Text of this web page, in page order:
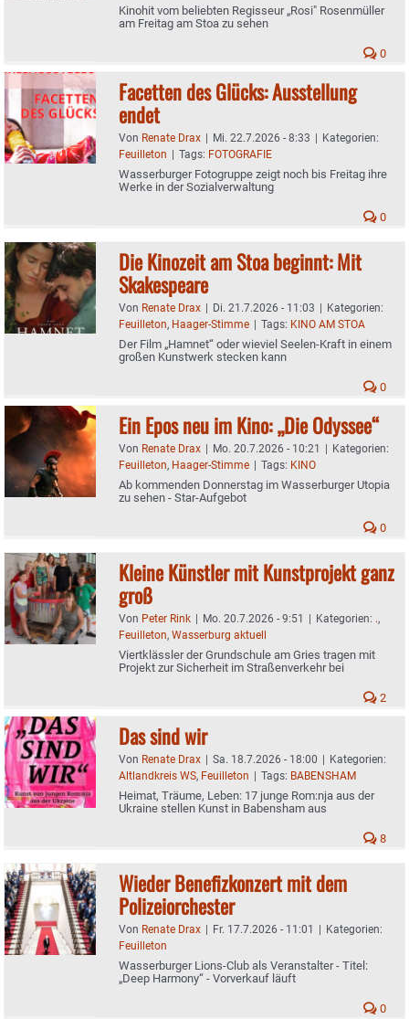
Kinohit vom beliebten Regisseur „Rosi" Rosenmüller
am Freitag am Stoa zu sehen
0
Facetten des Glücks: Ausstellung
endet
Von Renate Drax | Mi. 22.7.2026 - 8:33 | Kategorien:
Feuilleton | Tags: FOTOGRAFIE
Wasserburger Fotogruppe zeigt noch bis Freitag ihre
Werke in der Sozialverwaltung
0
Die Kinozeit am Stoa beginnt: Mit
Skakespeare
Von Renate Drax | Di. 21.7.2026 - 11:03 | Kategorien:
Feuilleton, Haager-Stimme | Tags: KINO AM STOA
Der Film „Hamnet“ oder wieviel Seelen-Kraft in einem
großen Kunstwerk stecken kann
0
Ein Epos neu im Kino: „Die Odyssee“
Von Renate Drax | Mo. 20.7.2026 - 10:21 | Kategorien:
Feuilleton, Haager-Stimme | Tags: KINO
Ab kommenden Donnerstag im Wasserburger Utopia
zu sehen - Star-Aufgebot
0
Kleine Künstler mit Kunstprojekt ganz
groß
Von Peter Rink | Mo. 20.7.2026 - 9:51 | Kategorien: .,
Feuilleton, Wasserburg aktuell
Viertklässler der Grundschule am Gries tragen mit
Projekt zur Sicherheit im Straßenverkehr bei
2
Das sind wir
Von Renate Drax | Sa. 18.7.2026 - 18:00 | Kategorien:
Altlandkreis WS, Feuilleton | Tags: BABENSHAM
Heimat, Träume, Leben: 17 junge Rom:nja aus der
Ukraine stellen Kunst in Babensham aus
8
Wieder Benefizkonzert mit dem
Polizeiorchester
Von Renate Drax | Fr. 17.7.2026 - 11:01 | Kategorien:
Feuilleton
Wasserburger Lions-Club als Veranstalter - Titel:
„Deep Harmony“ - Vorverkauf läuft
0